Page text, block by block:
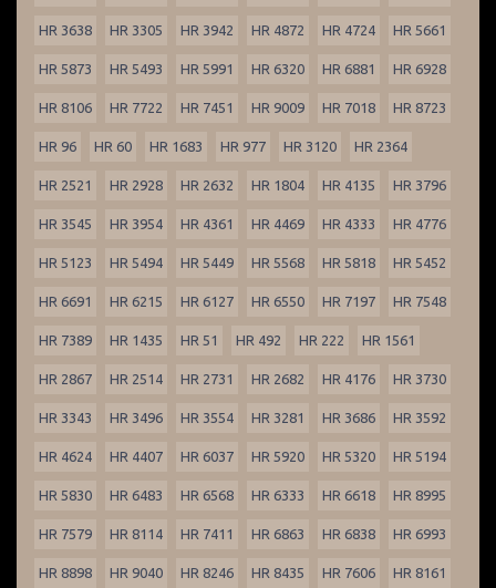
HR 3638 HR 3305 HR 3942 HR 4872 HR 4724 HR 5661
HR 5873 HR 5493 HR 5991 HR 6320 HR 6881 HR 6928
HR 8106 HR 7722 HR 7451 HR 9009 HR 7018 HR 8723
HR 96 HR 60 HR 1683 HR 977 HR 3120 HR 2364
HR 2521 HR 2928 HR 2632 HR 1804 HR 4135 HR 3796
HR 3545 HR 3954 HR 4361 HR 4469 HR 4333 HR 4776
HR 5123 HR 5494 HR 5449 HR 5568 HR 5818 HR 5452
HR 6691 HR 6215 HR 6127 HR 6550 HR 7197 HR 7548
HR 7389 HR 1435 HR 51 HR 492 HR 222 HR 1561
HR 2867 HR 2514 HR 2731 HR 2682 HR 4176 HR 3730
HR 3343 HR 3496 HR 3554 HR 3281 HR 3686 HR 3592
HR 4624 HR 4407 HR 6037 HR 5920 HR 5320 HR 5194
HR 5830 HR 6483 HR 6568 HR 6333 HR 6618 HR 8995
HR 7579 HR 8114 HR 7411 HR 6863 HR 6838 HR 6993
HR 8898 HR 9040 HR 8246 HR 8435 HR 7606 HR 8161